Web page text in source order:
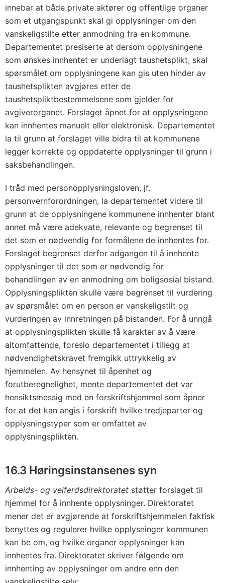
innebar at både private aktører og offentlige organer
som et utgangspunkt skal gi opplysninger om den
vanskeligstilte etter anmodning fra en kommune.
Departementet presiserte at dersom opplysningene
som ønskes innhentet er underlagt taushetsplikt, skal
spørsmålet om opplysningene kan gis uten hinder av
taushetsplikten avgjøres etter de
taushetspliktbestemmelsene som gjelder for
avgiverorganet. Forslaget åpnet for at opplysningene
kan innhentes manuelt eller elektronisk. Departementet
la til grunn at forslaget ville bidra til at kommunene
legger korrekte og oppdaterte opplysninger til grunn i
saksbehandlingen.
I tråd med personopplysningsloven, jf.
personvernforordningen, la departementet videre til
grunn at de opplysningene kommunene innhenter blant
annet må være adekvate, relevante og begrenset til
det som er nødvendig for formålene de innhentes for.
Forslaget begrenset derfor adgangen til å innhente
opplysninger til det som er nødvendig for
behandlingen av en anmodning om boligsosial bistand.
Opplysningsplikten skulle være begrenset til vurdering
av spørsmålet om en person er vanskeligstilt og
vurderingen av innretningen på bistanden. For å unngå
at opplysningsplikten skulle få karakter av å være
altomfattende, foreslo departementet i tillegg at
nødvendighetskravet fremgikk uttrykkelig av
hjemmelen. Av hensynet til åpenhet og
forutberegnelighet, mente departementet det var
hensiktsmessig med en forskriftshjemmel som åpner
for at det kan angis i forskrift hvilke tredjeparter og
opplysningstyper som er omfattet av
opplysningsplikten.
16.3 Høringsinstansenes syn
Arbeids- og velferdsdirektoratet støtter forslaget til
hjemmel for å innhente opplysninger. Direktoratet
mener det er avgjørende at forskriftshjemmelen faktisk
benyttes og regulerer hvilke opplysninger kommunen
kan be om, og hvilke organer opplysninger kan
innhentes fra. Direktoratet skriver følgende om
innhenting av opplysninger om andre enn den